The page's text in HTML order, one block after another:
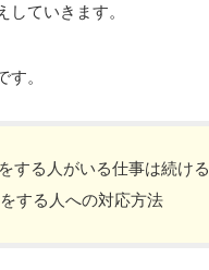
ていきます。
。
する人がいる仕事は続け
する人への対応方法